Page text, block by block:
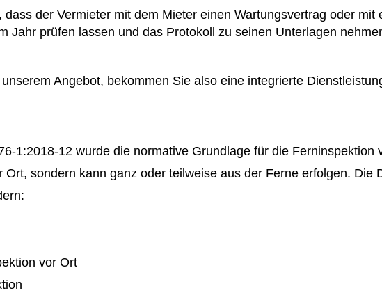
der Vermieter mit dem Mieter einen Wartungsvertrag oder
Jahr prüfen lassen und das Protokoll zu seinen Unterlagen
unserem Angebot, bekommen Sie also eine integrierte
1:2018-12 wurde die normative Grundlage für die
sondern kann ganz oder teilweise aus der Ferne erfolgen. Die
vor Ort